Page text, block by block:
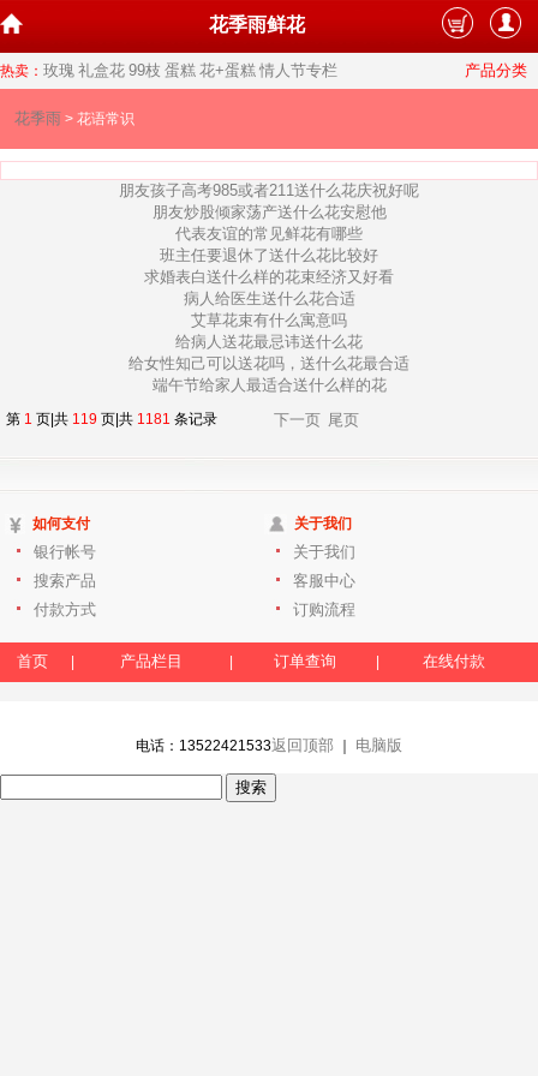
花季雨鲜花
热卖： 玫瑰 礼盒花 99枝 蛋糕 花+蛋糕 情人节专栏 产品分类
花季雨 > 花语常识
朋友孩子高考985或者211送什么花庆祝好呢
朋友炒股倾家荡产送什么花安慰他
代表友谊的常见鲜花有哪些
班主任要退休了送什么花比较好
求婚表白送什么样的花束经济又好看
病人给医生送什么花合适
艾草花束有什么寓意吗
给病人送花最忌讳送什么花
给女性知己可以送花吗，送什么花最合适
端午节给家人最适合送什么样的花
第 1 页|共 119 页|共 1181 条记录 下一页 尾页
如何支付 关于我们
银行帐号
关于我们
搜索产品
客服中心
付款方式
订购流程
首页 产品栏目 订单查询 在线付款
电话：13522421533返回顶部 电脑版